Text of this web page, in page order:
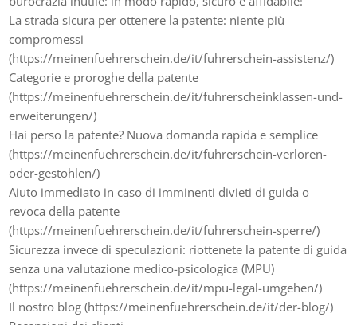
La strada sicura per ottenere la patente: niente più
compromessi
(https://meinenfuehrerschein.de/it/fuhrerschein-assistenz/)
Categorie e proroghe della patente
(https://meinenfuehrerschein.de/it/fuhrerscheinklassen-und-
erweiterungen/)
Hai perso la patente? Nuova domanda rapida e semplice
(https://meinenfuehrerschein.de/it/fuhrerschein-verloren-
oder-gestohlen/)
Aiuto immediato in caso di imminenti divieti di guida o
revoca della patente
(https://meinenfuehrerschein.de/it/fuhrerschein-sperre/)
Sicurezza invece di speculazioni: riottenete la patente di guida
senza una valutazione medico-psicologica (MPU)
(https://meinenfuehrerschein.de/it/mpu-legal-umgehen/)
Il nostro blog (https://meinenfuehrerschein.de/it/der-blog/)